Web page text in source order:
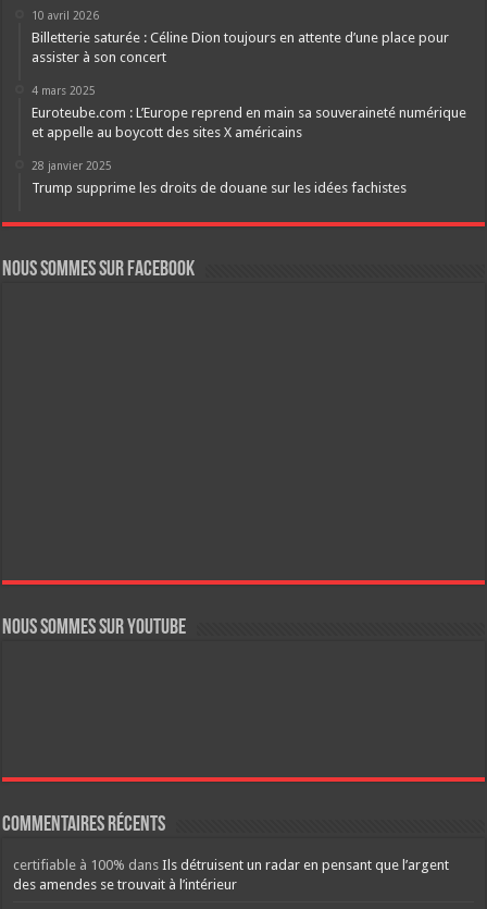
10 avril 2026
Billetterie saturée : Céline Dion toujours en attente d’une place pour
assister à son concert
4 mars 2025
Euroteube.com : L’Europe reprend en main sa souveraineté numérique
et appelle au boycott des sites X américains
28 janvier 2025
Trump supprime les droits de douane sur les idées fachistes
Nous sommes sur FaceBook
Nous sommes sur YouTube
Commentaires récents
certifiable à 100% dansIls détruisent un radar en pensant que l’argent
des amendes se trouvait à l’intérieur